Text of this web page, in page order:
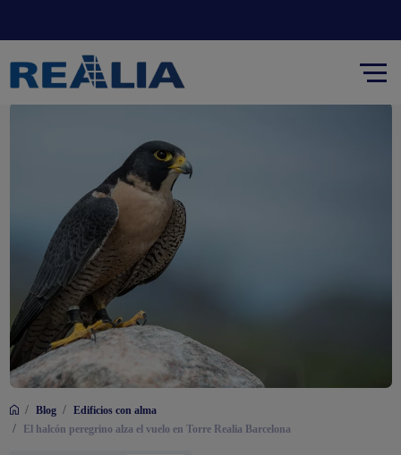
/ Blog / Edificios con alma
/ El halcón peregrino alza el vuelo en Torre Realia Barcelona